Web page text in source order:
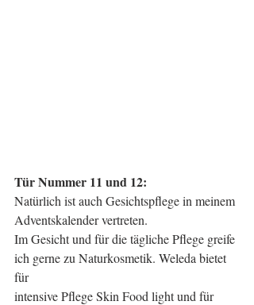
Tür Nummer 11 und 12:
Natürlich ist auch Gesichtspflege in meinem
Adventskalender vertreten.
Im Gesicht und für die tägliche Pflege greife
ich gerne zu Naturkosmetik. Weleda bietet
für
intensive Pflege Skin Food light und für